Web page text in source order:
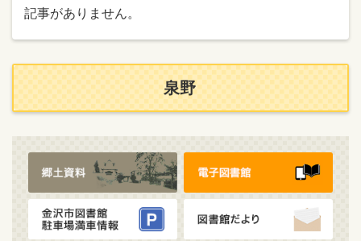
記事がありません。
泉野